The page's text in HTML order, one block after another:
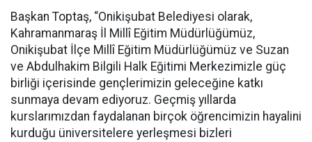
Başkan Toptaş, “Onikişubat Belediyesi olarak,
Kahramanmaraş İl Millî Eğitim Müdürlüğümüz,
Onikişubat İlçe Millî Eğitim Müdürlüğümüz ve Suzan
ve Abdulhakim Bilgili Halk Eğitimi Merkezimizle güç
birliği içerisinde gençlerimizin geleceğine katkı
sunmaya devam ediyoruz. Geçmiş yıllarda
kurslarımızdan faydalanan birçok öğrencimizin hayalini
kurduğu üniversitelere yerleşmesi bizleri